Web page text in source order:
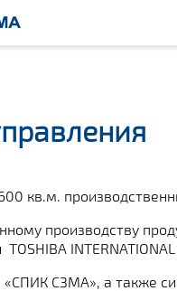
кв.м.
производству
INTERNATIONAL
СЗМА», а также